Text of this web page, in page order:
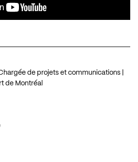
de projets et communications |
de Montréal